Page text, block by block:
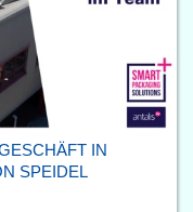
IN
SPEIDEL